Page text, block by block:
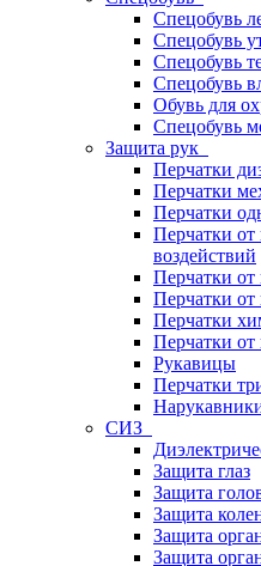
Спецобувь
Спецобувь
Спецобувь
Спецобувь
Обувь для
Спецобувь
Защита рук
Перчатки
Перчатки
Перчатки
Перчатки
воздействий
Перчатки
Перчатки от
Перчатки
Перчатки
Рукавицы
Перчатки
СИЗ
Защита глаз
Защита
Защита
Защита
Защита